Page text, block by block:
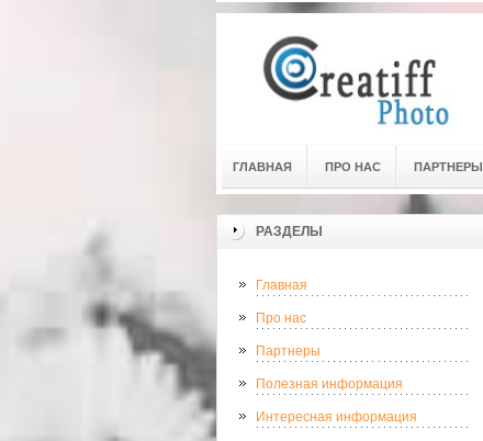
ГЛАВНАЯ ПРО НАС ПАРТНЕРЫ
РАЗДЕЛЫ
Главная
Про нас
Партнеры
Полезная информация
Интересная информация